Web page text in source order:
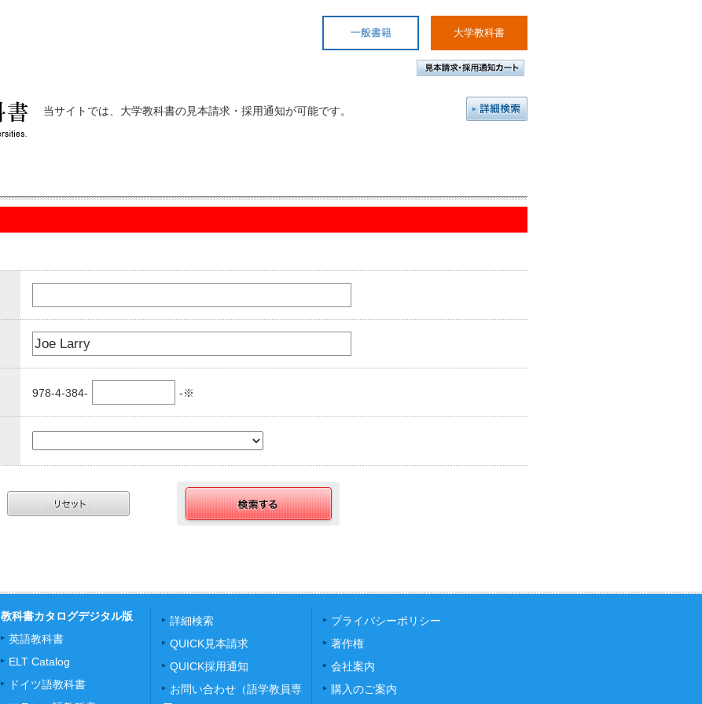
一般書籍 大学教科書
当サイトでは、大学教科書の見本請求・採用通知が可能です。
978-4-384- -※
教科書カタログデジタル版
英語教科書
ELT Catalog
ドイツ語教科書
詳細検索
QUICK見本請求
QUICK採用通知
お問い合わせ（語学教員専
プライバシーポリシー
著作権
会社案内
購入のご案内